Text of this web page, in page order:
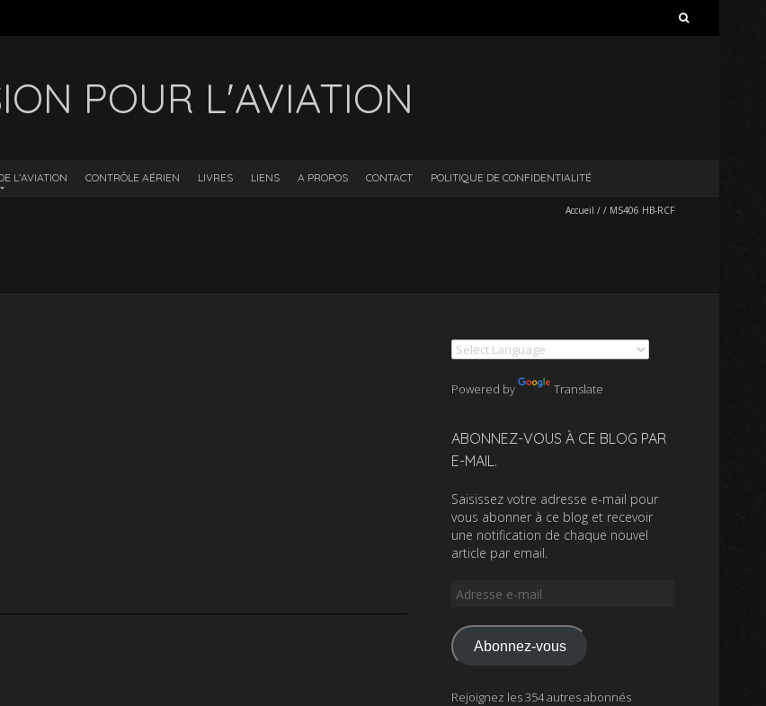
POUR L'AVIATION
L’AVIATION CONTRÔLE AÉRIEN LIVRES LIENS A PROPOS CONTACT POLITIQUE DE CONFIDENTIALITÉ
Accueil // MS406 HB-RCF
Powered by Translate
ABONNEZ-VOUS À CE BLOG PAR
E-MAIL.
Saisissez votre adresse e-mail pour
vous abonner à ce blog et recevoir
une notification de chaque nouvel
article par email.
Adresse
mail
Abonnez-vous
Rejoignez les 354 autres abonnés